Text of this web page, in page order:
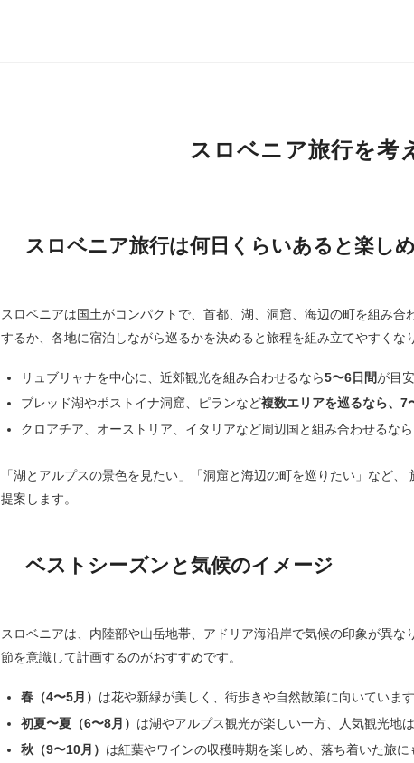
スロベニア旅行を考
スロベニア旅行は何日くらいあると楽し
スロベニアは国土がコンパクトで、首都、湖、洞窟、海辺の町を組み
するか、各地に宿泊しながら巡るかを決めると旅程を組み立てやすくな
リュブリャナを中心に、近郊観光を組み合わせるなら5〜6日間が目
ブレッド湖やポストイナ洞窟、ピランなど複数エリアを巡るなら、7
クロアチア、オーストリア、イタリアなど周辺国と組み合わせるな
「湖とアルプスの景色を見たい」「洞窟と海辺の町を巡りたい」など
提案します。
ベストシーズンと気候のイメージ
スロベニアは、内陸部や山岳地帯、アドリア海沿岸で気候の印象が異
節を意識して計画するのがおすすめです。
春（4〜5月） は花や新緑が美しく、街歩きや自然散策に向いています
初夏〜夏（6〜8月） は湖やアルプス観光が楽しい一方、人気観光地
秋（9〜10月） は紅葉やワインの収穫時期を楽しめ、落ち着いた旅に